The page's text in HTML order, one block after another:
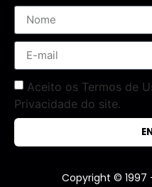
Aceito os Termos de
Privacidade do site.
Copyright © 1997